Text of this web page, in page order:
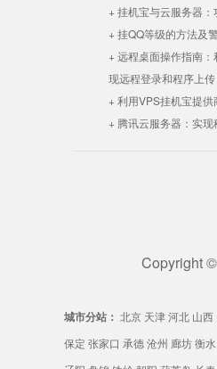
+ 挂机宝与云服务器
+ 挂QQ等级的方法及
+ 远程桌面操作指南
现远程登录和程序上传
+ 利用VPS挂机宝提
+ 腾讯云服务器：实
Copyright
城市分站： 北京 天津河北 山西
保定 张家口 承德沧州 廊坊衡水